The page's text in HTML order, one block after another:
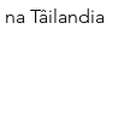
Tâilandia